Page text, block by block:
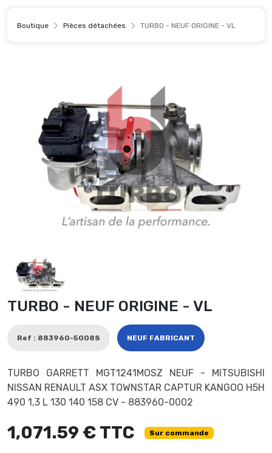
Boutique Pièces détachées TURBO - NEUF ORIGINE - VL
TURBO - NEUF ORIGINE - VL
Ref : 883960-5008S NEUF FABRICANT
TURBO GARRETT MGT1241MOSZ NEUF - MITSUBISHI
NISSAN RENAULT ASX TOWNSTAR CAPTUR KANGOO H5H
490 1,3 L 130 140 158 CV - 883960-0002
1,071.59 € TTC Sur commande